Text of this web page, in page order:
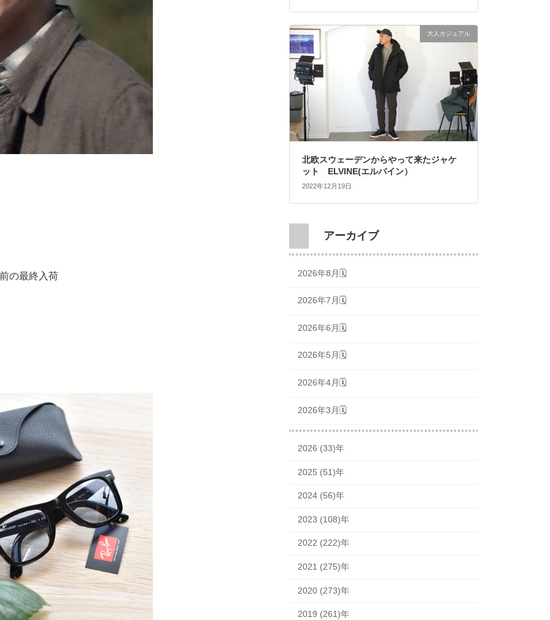
の最終入荷
大人カジュアル
北欧スウェーデンからやって来たジャケ
ット ELVINE(エルバイン）
2022年12月19日
アーカイブ
2026年8月🗓
2026年7月🗓
2026年6月🗓
2026年5月🗓
2026年4月🗓
2026年3月🗓
2026 (33)年
2025 (51)年
2024 (56)年
2023 (108)年
2022 (222)年
2021 (275)年
2020 (273)年
2019 (261)年